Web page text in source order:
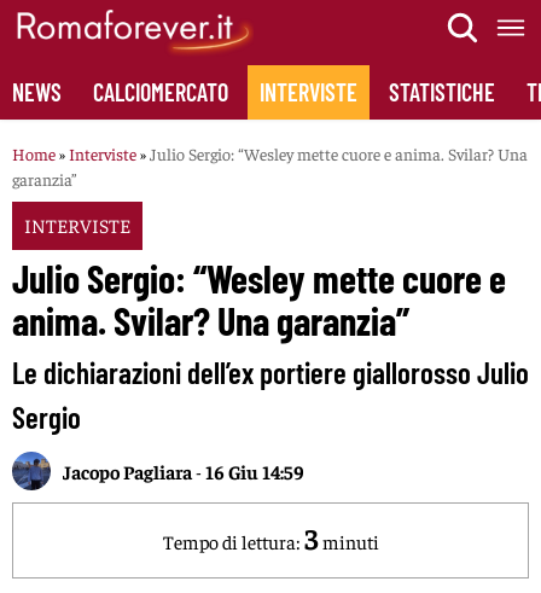
Skip
content
NEWS CALCIOMERCATO INTERVISTE STATISTICHE
Home»Interviste»Julio Sergio: “Wesley mette cuore e anima. Svilar? Una
garanzia”
INTERVISTE
Julio Sergio: “Wesley mette cuore e
anima. Svilar? Una garanzia”
Le dichiarazioni dell’ex portiere giallorosso Julio
Sergio
Jacopo Pagliara -16 Giu 14:59
Tempo di lettura: 3minuti